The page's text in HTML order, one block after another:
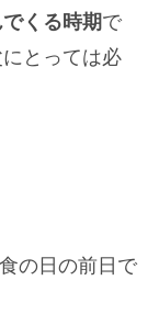
くる時期で
とっては必
の日の前日で